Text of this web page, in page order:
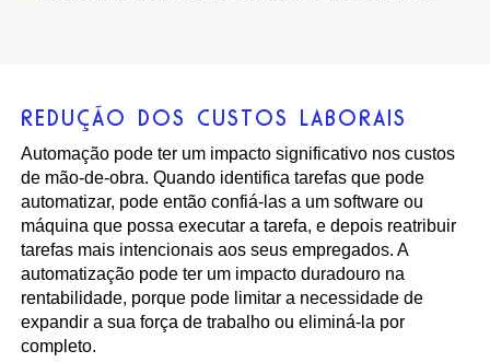
REDUÇÃO DOS CUSTOS LABORAIS
Automação pode ter um impacto significativo nos custos
de mão-de-obra. Quando identifica tarefas que pode
automatizar, pode então confiá-las a um software ou
máquina que possa executar a tarefa, e depois reatribuir
tarefas mais intencionais aos seus empregados. A
automatização pode ter um impacto duradouro na
rentabilidade, porque pode limitar a necessidade de
expandir a sua força de trabalho ou eliminá-la por
completo.